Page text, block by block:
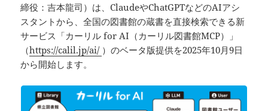
締役：吉本龍司）は、ClaudeやChatGPTなどのAIアシ
スタントから、全国の図書館の蔵書を直接検索できる新
サービス「カーリル for AI（カーリル図書館MCP）」
（https://calil.jp/ai/ ）のベータ版提供を2025年10月9日
から開始します。